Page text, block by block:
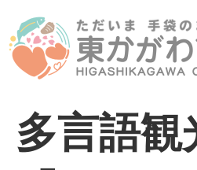
多言語